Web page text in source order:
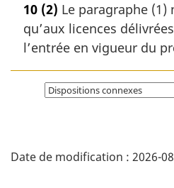
10 (2) Le paragraphe (1)
qu’aux licences
l’entrée en vigueur du
Choisissez
la
é
Date de modification : 2026-